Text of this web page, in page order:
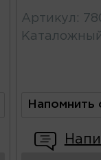
Артикул :
Напомнить